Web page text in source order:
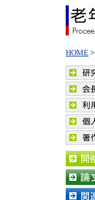
HOME >